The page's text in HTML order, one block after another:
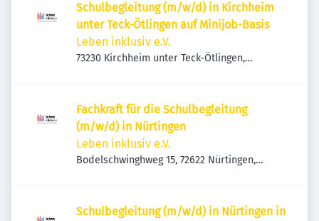
Schulbegleitung (m/w/d) in Kirchheim
unter Teck-Ötlingen auf Minijob-Basis
Leben inklusiv e.V.
73230 Kirchheim unter Teck-Ötlingen,
Fachkraft für die Schulbegleitung
(m/w/d) in Nürtingen
Leben inklusiv e.V.
Bodelschwinghweg 15, 72622 Nürtingen,
Schulbegleitung (m/w/d) in Nürtingen in